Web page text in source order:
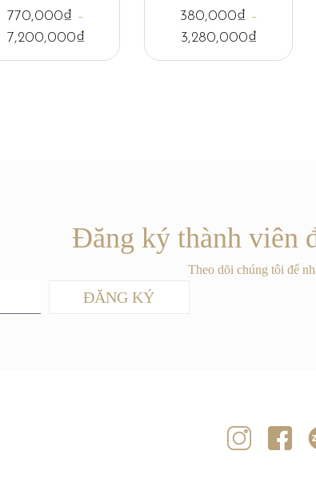
770,000₫ –
7,200,000₫
380,000₫ –
3,280,000₫
Đăng ký thành viên
Theo dõi chúng tôi để
ĐĂNG KÝ